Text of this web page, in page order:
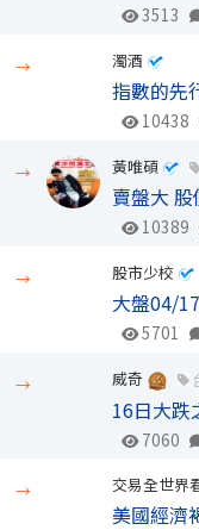
3513
→ 濁酒
指數的先
10438
→ 黃唯碩
賣盤大
10389
→ 股市少校
大盤04/
5701
→ 威奇
16日大跌
7060
→ 交易全世界
美國經濟